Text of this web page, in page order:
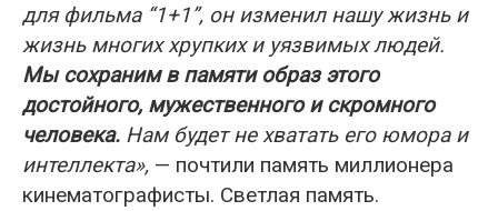
для фильма “1+1”, он изменил нашу жизнь и
жизнь многих хрупких и уязвимых людей.
Мы сохраним в памяти образ этого
достойного, мужественного и скромного
человека. Нам будет не хватать его юмора и
интеллекта», — почтили память миллионера
кинематографисты. Светлая память.